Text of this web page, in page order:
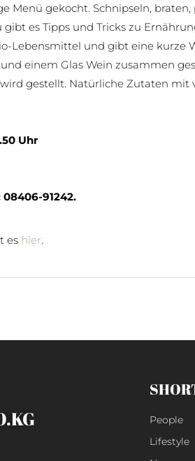
Menü gekocht. Schnipseln,
es Tipps und Tricks zu
Lebensmittel und gibt eine kurze
einem Glas Wein zusammen
gestellt. Natürliche Zutaten
Uhr
91242.
es hier.
People
Lifestyle